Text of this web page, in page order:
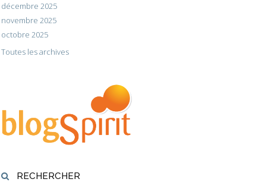
décembre 2025
novembre 2025
octobre 2025
Toutes les archives
RECHERCHER